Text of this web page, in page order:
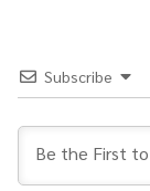
Subscribe